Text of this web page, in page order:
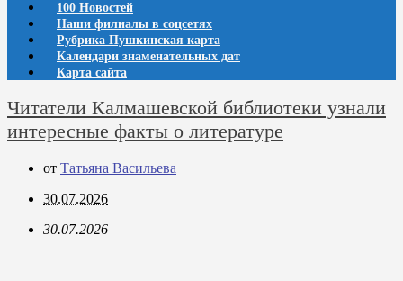
100 Новостей
Наши филиалы в соцсетях
Рубрика Пушкинская карта
Календари знаменательных дат
Карта сайта
Читатели Калмашевской библиотеки узнали
интересные факты о литературе
от Татьяна Васильева
30.07.2026
30.07.2026